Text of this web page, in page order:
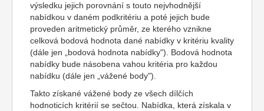
výsledku jejich porovnání s touto nejvhodnější
nabídkou v daném podkritériu a poté jejich bude
proveden aritmetický průměr, ze kterého vznikne
celková bodová hodnota dané nabídky v kritériu kvality
(dále jen „bodová hodnota nabídky"). Bodová hodnota
nabídky bude násobena vahou kritéria pro každou
nabídku (dále jen „vážené body").
Takto získané vážené body ze všech dílčích
hodnoticích kritérií se sečtou. Nabídka, která získala v